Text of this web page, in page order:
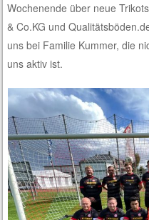
Wochenende über neue
& Co.KG und
uns bei Familie Kummer, die
uns aktiv ist.